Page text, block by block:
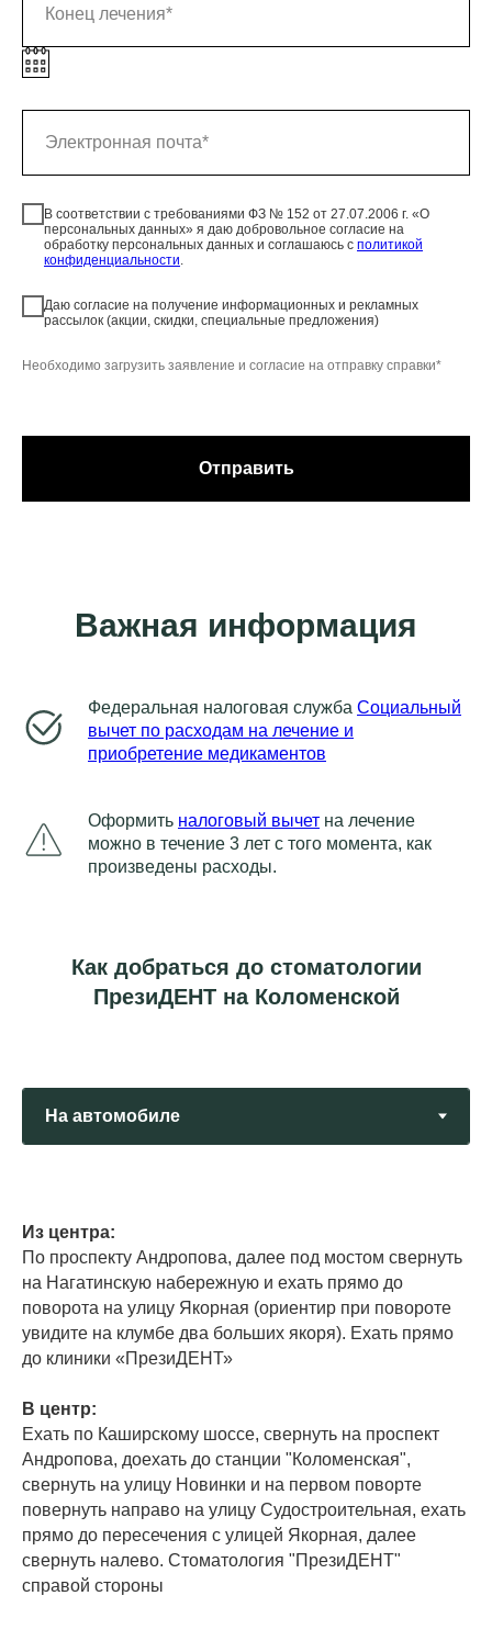
В соответствии с требованиями ФЗ № 152 от 27.07.2006 г. «О
персональных данных» я даю добровольное согласие на
обработку персональных данных и соглашаюсь c политикой
конфиденциальности
Даю согласие на получение информационных и рекламных
рассылок (акции, скидки, специальные предложения)
Необходимо загрузить заявление и согласие на отправку справки*
Отправить
Важная информация
Федеральная налоговая служба Социальный
вычет по расходам на лечение и
приобретение медикаментов
Оформить налоговый вычет на лечение
можно в течение 3 лет с того момента, как
произведены расходы.
Как добраться до стоматологии
ПрезиДЕНТ на Коломенской
Из центра:
По проспекту Андропова, далее под мостом свернуть
на Нагатинскую набережную и ехать прямо до
поворота на улицу Якорная (ориентир при повороте
увидите на клумбе два больших якоря). Ехать прямо
до клиники «ПрезиДЕНТ»
В центр:
Ехать по Каширскому шоссе, свернуть на проспект
Андропова, доехать до станции "Коломенская",
свернуть на улицу Новинки и на первом поворте
повернуть направо на улицу Судостроительная, ехать
прямо до пересечения с улицей Якорная, далее
свернуть налево. Стоматология "ПрезиДЕНТ"
справой стороны